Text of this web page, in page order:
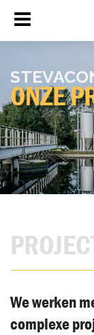
ONZE
We werken
complexe